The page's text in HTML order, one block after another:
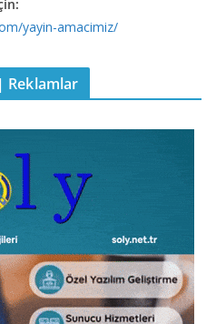
yayin-amacimiz/
Reklamlar